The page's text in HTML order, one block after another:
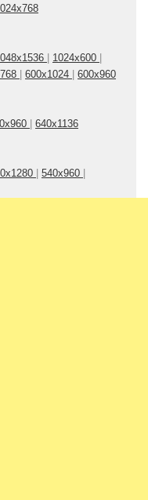
| 1024x600 |
| 600x1024 | 600x960
| 640x1136
| 540x960 |